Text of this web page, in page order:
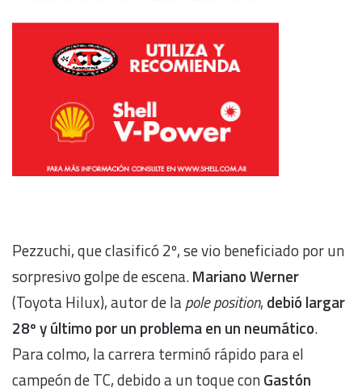
Pezzuchi, que clasificó 2º, se vio beneficiado por un
sorpresivo golpe de escena.Mariano Werner
(Toyota Hilux), autor de lapole position, debió largar
28º y último por un problema en un neumático.
Para colmo, la carrera terminó rápido para el
campeón de TC, debido a un toque conGastón